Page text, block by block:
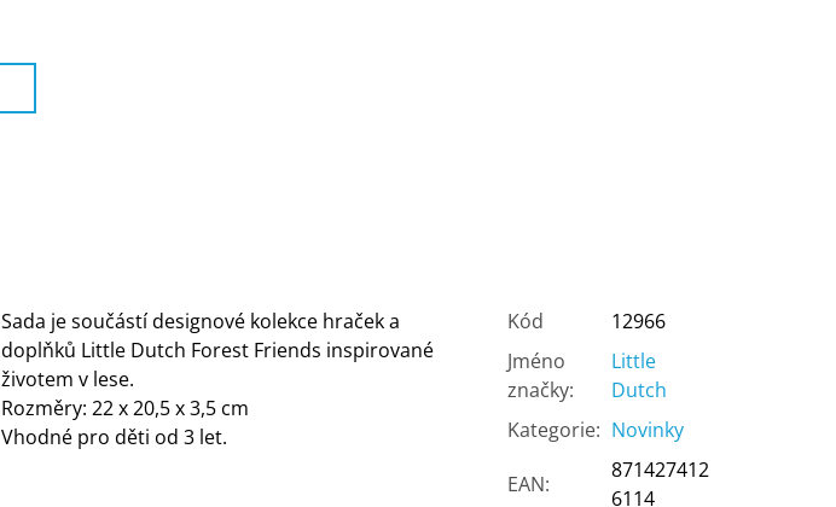
Sada je součástí designové kolekce hraček a
doplňků Little Dutch Forest Friends inspirované
životem v lese.
Rozměry: 22 x 20,5 x 3,5 cm
Vhodné pro děti od 3 let.
Kód
12966
Jméno
značky:
Little
Dutch
Kategorie: Novinky
EAN:
871427412
6114